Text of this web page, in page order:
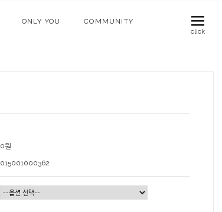
click
ONLY YOU COMMUNITY
0원
015001000362